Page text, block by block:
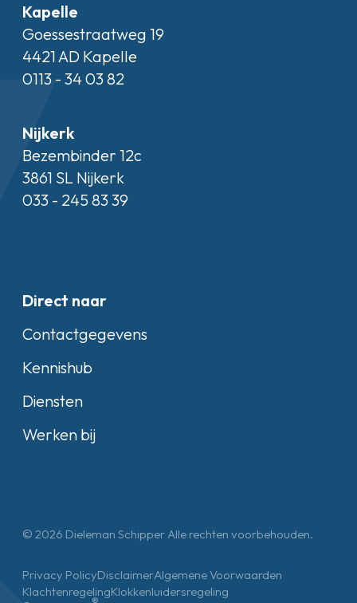
Kapelle
Goessestraatweg 19
4421 AD Kapelle
0113 - 34 03 82
Nijkerk
Bezembinder 12c
3861 SL Nijkerk
033 - 245 83 39
Direct naar
Contactgegevens
Kennishub
Diensten
Werken bij
© 2026 Dieleman Schipper Alle rechten voorbehouden.
Privacy PolicyDisclaimerAlgemene Voorwaarden
KlachtenregelingKlokkenluidersregeling